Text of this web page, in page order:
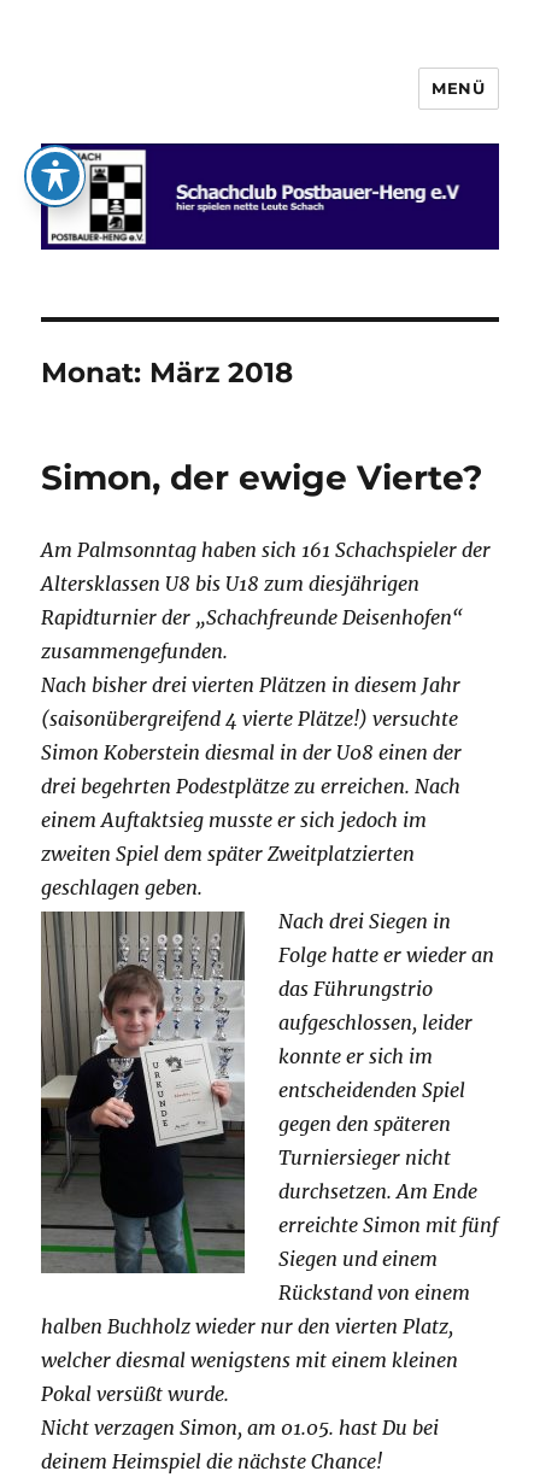
Schachclub Postbauer-Heng e.V.
MENÜ
Monat: März 2018
Simon, der ewige Vierte?
Am Palmsonntag haben sich 161 Schachspieler der
Altersklassen U8 bis U18 zum diesjährigen
Rapidturnier der „Schachfreunde Deisenhofen“
zusammengefunden.
Nach bisher drei vierten Plätzen in diesem Jahr
(saisonübergreifend 4 vierte Plätze!) versuchte
Simon Koberstein diesmal in der U08 einen der
drei begehrten Podestplätze zu erreichen. Nach
einem Auftaktsieg musste er sich jedoch im
zweiten Spiel dem später Zweitplatzierten
geschlagen geben.
Nach drei Siegen in
Folge hatte er wieder an
das Führungstrio
aufgeschlossen, leider
konnte er sich im
entscheidenden Spiel
gegen den späteren
Turniersieger nicht
durchsetzen. Am Ende
erreichte Simon mit fünf
Siegen und einem
Rückstand von einem
halben Buchholz wieder nur den vierten Platz,
welcher diesmal wenigstens mit einem kleinen
Pokal versüßt wurde.
Nicht verzagen Simon, am 01.05. hast Du bei
deinem Heimspiel die nächste Chance!